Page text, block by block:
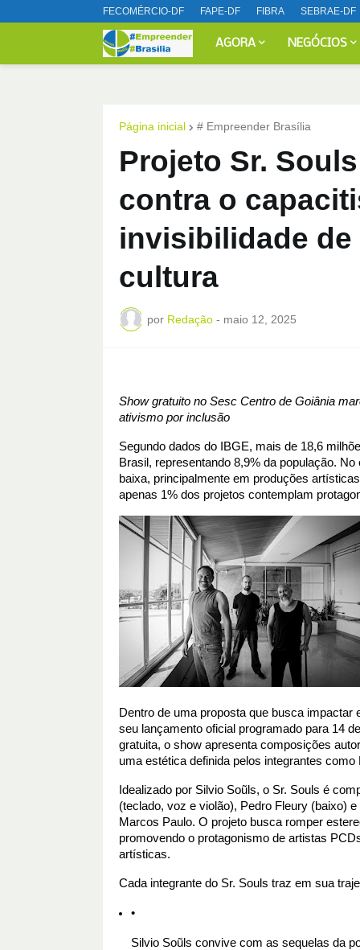
FECOMÉRCIO-DF FAPE-DF FIBRA SEBRAE-DF
AGORA NEGÓCIOS
Página inicial # Empreender Brasília
Projeto Sr.
contra o
invisibilidade de
cultura
por Redação - maio 12, 2025
Show gratuito no Sesc Centro de Goiânia
ativismo por inclusão
Segundo dados do IBGE, mais de 18,6
Brasil, representando 8,9% da população.
baixa, principalmente em produções
apenas 1% dos projetos contemplam
Dentro de uma proposta que busca
seu lançamento oficial programado para 14
gratuita, o show apresenta composições
uma estética definida pelos integrantes
Idealizado por Silvio Soũls, o Sr. Souls é
(teclado, voz e violão), Pedro Fleury (baixo)
Marcos Paulo. O projeto busca romper
promovendo o protagonismo de artistas
artísticas.
Cada integrante do Sr. Souls traz em sua
Silvio Soũls convive com as sequelas da